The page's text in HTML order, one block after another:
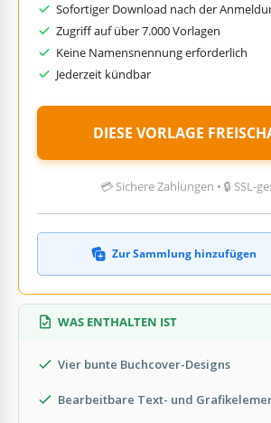
Sofortiger Download nach der
Zugriff auf über 7.000 Vorlagen
Keine Namensnennung erforderlich
Jederzeit kündbar
DIESE VORLAGE
💳 Sichere Zahlungen • 🔒 SSL-
Zur Sammlung hinzufügen
WAS ENTHALTEN IST
Vier bunte Buchcover-Designs
Bearbeitbare Text- und